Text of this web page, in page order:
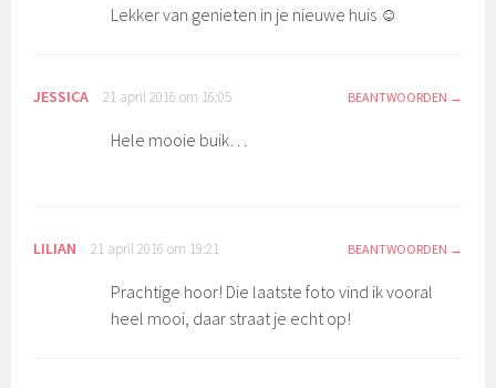
Lekker van genieten in je nieuwe huis ☺️
JESSICA 21 april 2016 om 16:05 BEANTWOORDEN
Hele mooie buik…
LILIAN 21 april 2016 om 19:21 BEANTWOORDEN
Prachtige hoor! Die laatste foto vind ik vooral
heel mooi, daar straat je echt op!